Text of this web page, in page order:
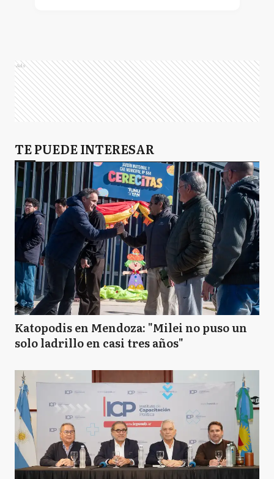
Ads
TE PUEDE INTERESAR
Katopodis en Mendoza: "Milei no puso un
solo ladrillo en casi tres años"